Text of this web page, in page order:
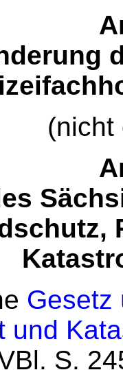
(nicht
Gesetz
und
S.